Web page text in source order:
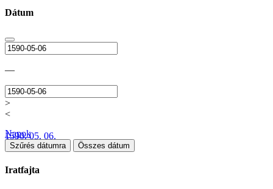
Dátum
—
>
<
1590. 05. 06.
Napok
Szűrés dátumra Összes dátum
Iratfajta